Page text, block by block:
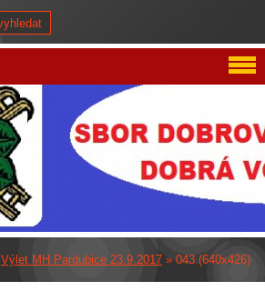
Výlet MH Pardubice 23.9.2017 » 043 (640x426)